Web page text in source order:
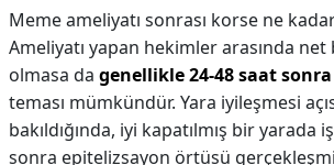
Meme ameliyatı sonrası korse ne kadar
Ameliyatı yapan hekimler arasında
olmasa da genellikle 24-48 saat sonra
teması mümkündür. Yara iyileşmesi
bakıldığında, iyi kapatılmış bir yarada
sonra epitelizsayon örtüsü